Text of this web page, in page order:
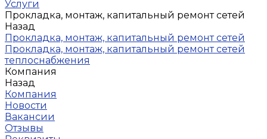
Услуги
Прокладка, монтаж, капитальный ремонт сетей
Назад
Прокладка, монтаж, капитальный ремонт сетей
Прокладка, монтаж, капитальный ремонт сетей
теплоснабжения
Компания
Назад
Компания
Новости
Вакансии
Отзывы